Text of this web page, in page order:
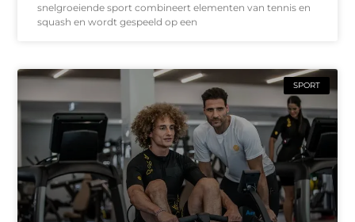
snelgroeiende sport combineert elementen van tennis en
squash en wordt gespeeld op een
SPORT